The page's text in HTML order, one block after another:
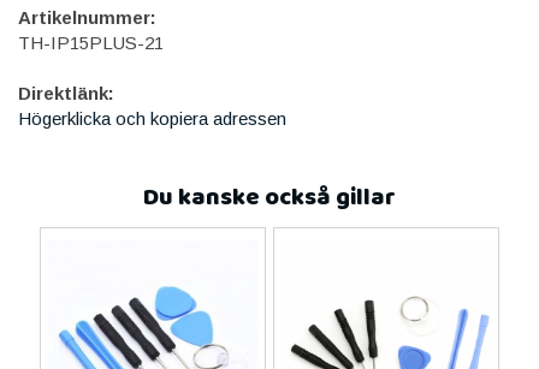
Artikelnummer:
TH-IP15PLUS-21
Direktlänk:
Högerklicka och kopiera adressen
Du kanske också gillar